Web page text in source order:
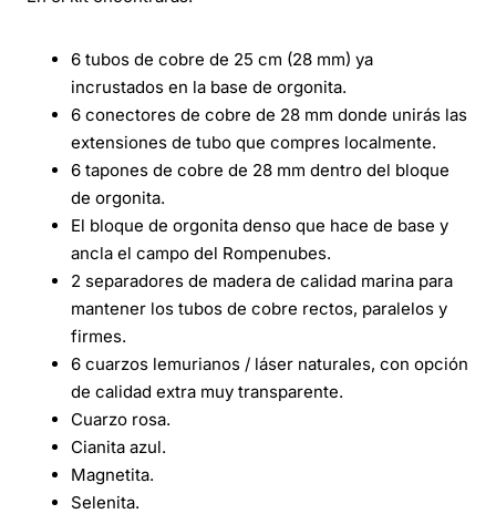
6 tubos de cobre de 25 cm (28 mm) ya
incrustados en la base de orgonita.
6 conectores de cobre de 28 mm donde unirás las
extensiones de tubo que compres localmente.
6 tapones de cobre de 28 mm dentro del bloque
de orgonita.
El bloque de orgonita denso que hace de base y
ancla el campo del Rompenubes.
2 separadores de madera de calidad marina para
mantener los tubos de cobre rectos, paralelos y
firmes.
6 cuarzos lemurianos / láser naturales, con opción
de calidad extra muy transparente.
Cuarzo rosa.
Cianita azul.
Magnetita.
Selenita.